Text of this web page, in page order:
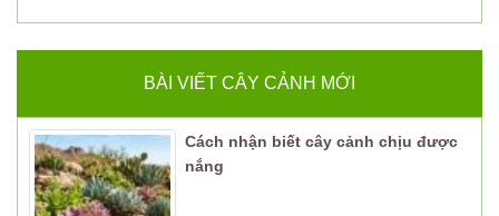
BÀI VIẾT CÂY CẢNH MỚI
Cách nhận biết cây cảnh chịu được
nắng